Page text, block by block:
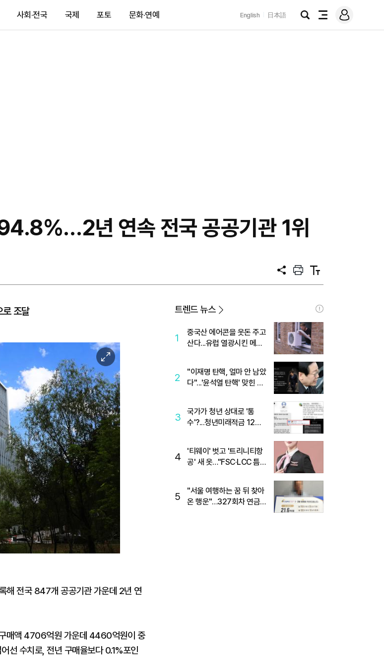
사회·전국 국제 포토 문화·연예 English 日本語
검
전
메
그
년 연속 전국 공공기관 1위
공
프
트
텍
트
조달
이
미
지
확
대
해 전국 847개 공공기관 가운데 2년 연
매액 4706억원 가운데 4460억원이 중
선 수치로, 전년 구매율보다 0.1%포인
트렌드 뉴스
1
중국산 에어콘을 웃돈 주고
산다...유럽 열광시킨 메이
2
"이재명 탄핵, 얼마 안 남았
다"...'윤석열 탄핵' 맞힌 무
3
국가가 청년 상대로 '통
수'?...청년미래적금 12%
4
'티웨이' 벗고 '트리니티항
공' 새 옷…"FSC·LCC 틈
5
"서울 여행하는 꿈 뒤 찾아
온 행운"…327회차 연금